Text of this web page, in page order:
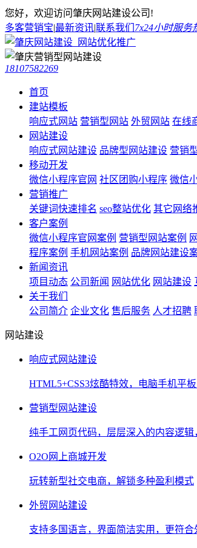
您好，欢迎访问肇庆网站建设公司!
多客营销宝|最新资讯|联系我们 7x24小时服务
18107582269
首页
建站模板
响应式网站 营销型网站 外贸网站 在线
网站建设
响应式网站建设 品牌型网站建设 营销
移动开发
微信小程序官网 社区团购小程序 微信
营销推广
关键词快速排名 seo整站优化 其它网络
客户案例
微信小程序官网案例 营销型网站案例
程序案例 手机网站案例 品牌网站建设
新闻资讯
项目动态 公司新闻 网站优化 网站建设
关于我们
公司简介 企业文化 售后服务 人才招聘
网站建设
响应式网站建设
HTML5+CSS3炫酷特效，电脑手机平
营销型网站建设
纯手工网页代码，层层深入的内容逻
O2O网上商城开发
玩转新型社交电商，解锁多种盈利模式
外贸网站建设
支持多国语言，界面简洁实用，更符